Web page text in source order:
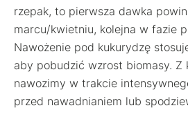
rzepak, to pierwsza dawka
marcu/kwietniu, kolejna w fazie
Nawożenie pod kukurydzę
aby pobudzić wzrost biomasy. Z
nawozimy w trakcie
przed nawadnianiem lub